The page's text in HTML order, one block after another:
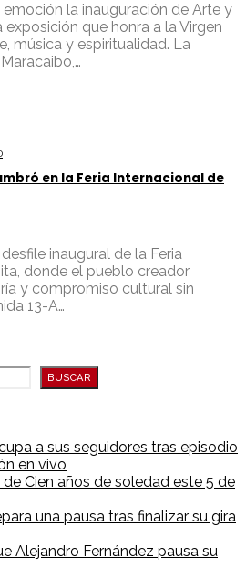
la inauguración de Arte y
exposición que honra a la Virgen
música y espiritualidad. La
en la Feria Internacional de
inaugural de la Feria
donde el pueblo creador
y compromiso cultural sin
13-A…
BUSCAR
a sus seguidores tras episodio
en vivo
Cien años de soledad este 5 de
una pausa tras finalizar su gira
Alejandro Fernández pausa su